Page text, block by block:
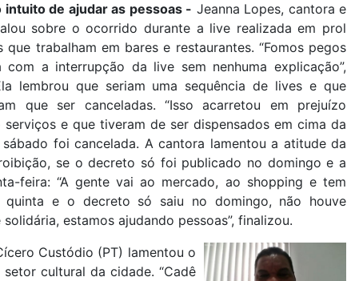
intuito de ajudar as pessoas - Jeanna Lopes, cantora e
sobre o ocorrido durante a live realizada em prol
que trabalham em bares e restaurantes. “Fomos pegos
com a interrupção da live sem nenhuma explicação”,
lembrou que seriam uma sequência de lives e que
que ser canceladas. “Isso acarretou em prejuízo
e que tiveram de ser dispensados em cima da
foi cancelada. A cantora lamentou a atitude da
se o decreto só foi publicado no domingo e a
feira: “A gente vai ao mercado, ao shopping e tem
e o decreto só saiu no domingo, não houve
estamos ajudando pessoas”, finalizou.
Custódio (PT) lamentou o
cultural da cidade. “Cadê